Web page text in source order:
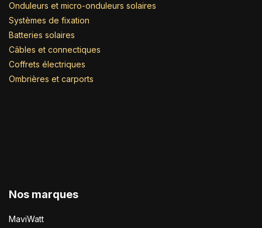
Onduleurs et micro-onduleurs solaires
Systèmes de fixation
Batteries solaires
Câbles et connectiques
Coffrets électriques
Ombrières et carports
Nos marques
MaviWatt